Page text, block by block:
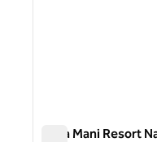
Casa Mani Resort